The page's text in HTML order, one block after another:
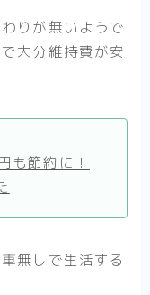
りが無いようで
大分維持費が安
も節約に！
無しで生活する